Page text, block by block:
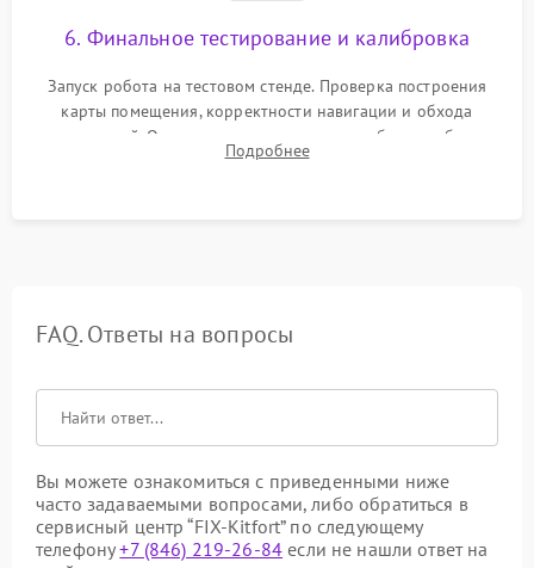
6. Финальное тестирование и калибровка
Запуск робота на тестовом стенде. Проверка построения
карты помещения, корректности навигации и обхода
препятствий. Оценка силы всасывания и работы турбины.
Тестирование автоматического возврата на док-станцию и
Подробнее
FAQ. Ответы на вопросы
Вы можете ознакомиться с приведенными ниже
часто задаваемыми вопросами, либо обратиться в
сервисный центр “FIX-Kitfort” по следующему
телефону+7 (846) 219-26-84 если не нашли ответ на